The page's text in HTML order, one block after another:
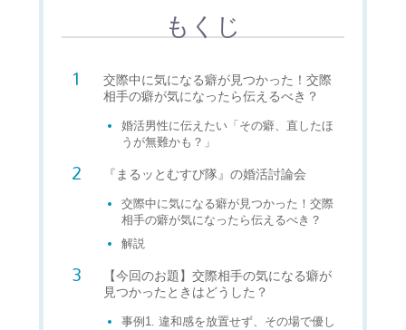
もくじ
交際中に気になる癖が見つかった！交際
相手の癖が気になったら伝えるべき？
婚活男性に伝えたい「その癖、直したほ
うが無難かも？」
『まるッとむすび隊』の婚活討論会
交際中に気になる癖が見つかった！交際
相手の癖が気になったら伝えるべき？
解説
【今回のお題】交際相手の気になる癖が
見つかったときはどうした？
事例1. 違和感を放置せず、その場で優し